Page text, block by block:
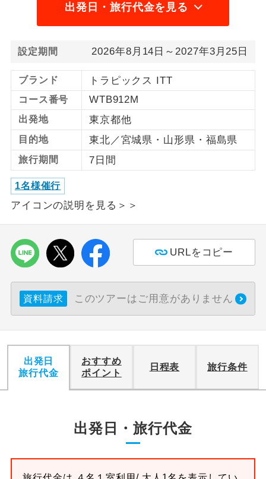
出発日・旅行代金を見る
設定期間 2026年8月14日～2027年3月25日
ブランド トラピックス ITT
コース番号 WTB912M
出発地 東京都他
目的地 東北／宮城県・山形県・福島県
旅行期間 7日間
1名様催行
アイコンの説明を見る＞＞
URLをコピー
資料請求 このツアーはご用意がありません
出発日
旅行代金
おすすめ
ポイント
日程表 旅行条件
出発日・旅行代金
1名様1室同代
1名様1室利用でも追加料金がかからない
ご夫婦限定
す。
女性限定
女性限定でご参加いただけるコースで
す。
年齢制限あり
ご参加にあたり年齢に制限があるコース
です。
航空会社指定
おひとり様バ
ス2席利用
おひとり様でバス席を2席利⽤できま
す。